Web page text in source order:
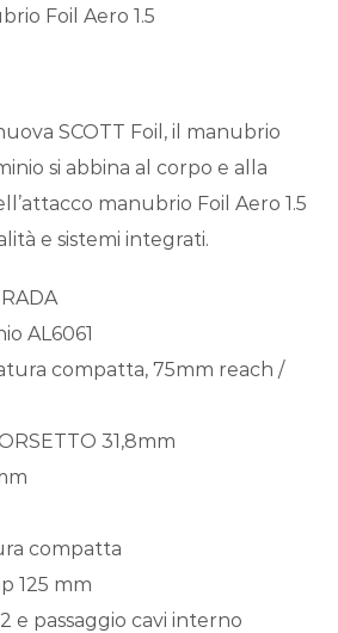
Foil Aero 1.5
SCOTT Foil, il manubrio
si abbina al corpo e alla
manubrio Foil Aero 1.5
e sistemi integrati.
AL6061
compatta, 75mm reach /
31,8mm
compatta
125 mm
e passaggio cavi interno